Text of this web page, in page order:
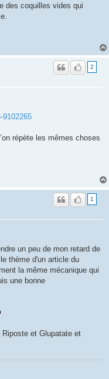
des coquilles vides qui
2
9102265
répète les mêmes choses
1
un peu de mon retard de
thème d'un article du
la même mécanique qui
une bonne
et Glupatate et